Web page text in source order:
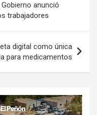
anunció
trabajadores
digital como única
para medicamentos